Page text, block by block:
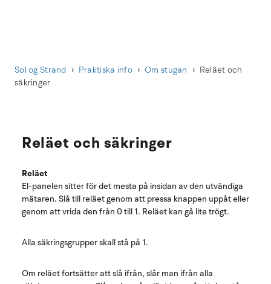
Sol og Strand Praktiska info Om stugan
Reläet och
säkringer
Reläet och säkringer
Reläet
El-panelen sitter för det mesta på insidan av den utvändiga
mätaren. Slå till reläet genom att pressa knappen uppåt eller
genom att vrida den från 0 till 1. Reläet kan gå lite trögt.
Alla säkringsgrupper skall stå på 1.
Om reläet fortsätter att slå ifrån, slår man ifrån alla